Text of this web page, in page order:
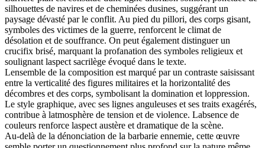
silhouettes de navires et de cheminées dusines, suggérant un
paysage dévasté par le conflit. Au pied du pillori, des corps gisant,
symboles des victimes de la guerre, renforcent le climat de
désolation et de souffrance. On peut également distinguer un
crucifix brisé, marquant la profanation des symboles religieux et
soulignant laspect sacrilège évoqué dans le texte.
Lensemble de la composition est marqué par un contraste saisissant
entre la verticalité des figures militaires et la horizontalité des
décombres et des corps, symbolisant la domination et loppression.
Le style graphique, avec ses lignes anguleuses et ses traits exagérés,
contribue à latmosphère de tension et de violence. Labsence de
couleurs renforce laspect austère et dramatique de la scène.
Au-delà de la dénonciation de la barbarie ennemie, cette œuvre